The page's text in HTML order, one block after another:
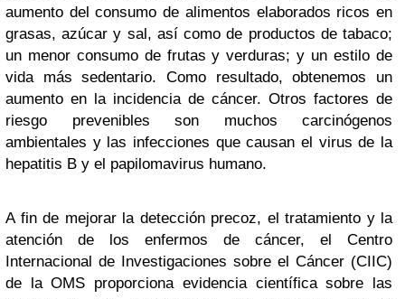
aumento del consumo de alimentos elaborados ricos en
grasas, azúcar y sal, así como de productos de tabaco;
un menor consumo de frutas y verduras; y un estilo de
vida más sedentario. Como resultado, obtenemos un
aumento en la incidencia de cáncer. Otros factores de
riesgo prevenibles son muchos carcinógenos
ambientales y las infecciones que causan el virus de la
hepatitis B y el papilomavirus humano.
A fin de mejorar la detección precoz, el tratamiento y la
atención de los enfermos de cáncer, el Centro
Internacional de Investigaciones sobre el Cáncer (CIIC)
de la OMS proporciona evidencia científica sobre las